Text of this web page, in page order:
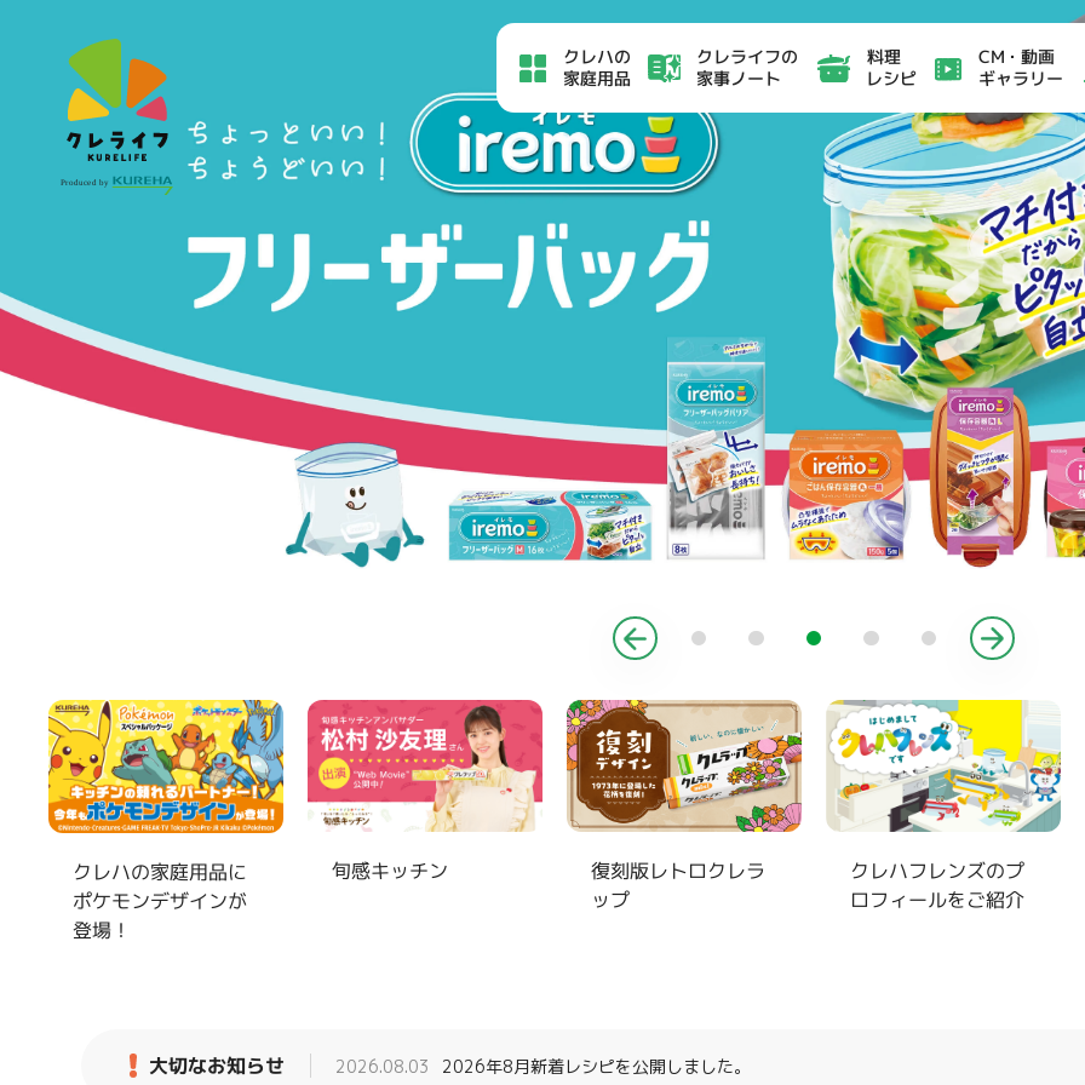
クレハの
家庭用品
クレライフの
家事ノート
料理
レシピ
CM・動画
ギャラリー
クレハの家庭用品に
ポケモンデザインが
登場！
旬感キッチン 復刻版レトロクレラ
ップ
クレハフレンズのプ
ロフィールをご紹介
大切なお知らせ 2026.08.03 2026年8月新着レシピを公開しました。